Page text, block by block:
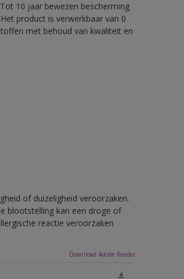
10 jaar bewezen bescherming
product is verwerkbaar van 0
met behoud van kwaliteit en
of duizeligheid veroorzaken.
blootstelling kan een droge of
reactie veroorzaken
Download Adobe Reader